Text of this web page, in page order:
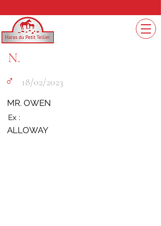
N.
♂︎ 18/02/2023
MR. OWEN
Ex :
ALLOWAY